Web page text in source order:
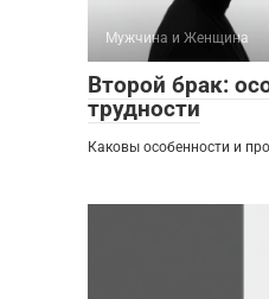
Мужчина и Женщина
Второй брак:
трудности
Каковы особенности и